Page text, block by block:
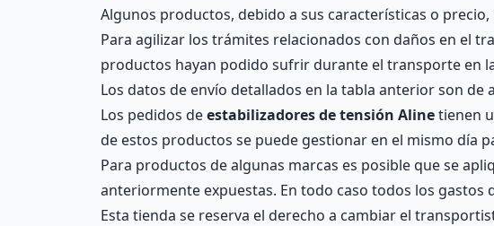
Algunos productos, debido a sus características o precio,
Para agilizar los trámites relacionados con daños en el
productos hayan podido sufrir durante el transporte en
Los datos de envío detallados en la tabla anterior son de
Los pedidos deestabilizadores de tensión Alinetienen
de estos productos se puede gestionar en el mismo día
Para productos de algunas marcas es posible que se
anteriormente expuestas. En todo caso todos los gastos
Esta tienda se reserva el derecho a cambiar el